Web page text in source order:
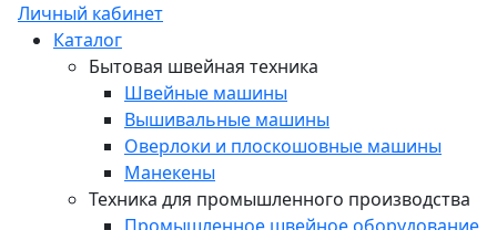
Личный кабинет
Каталог
Бытовая швейная техника
Швейные машины
Вышивальные машины
Оверлоки и плоскошовные машины
Манекены
Техника для промышленного производства